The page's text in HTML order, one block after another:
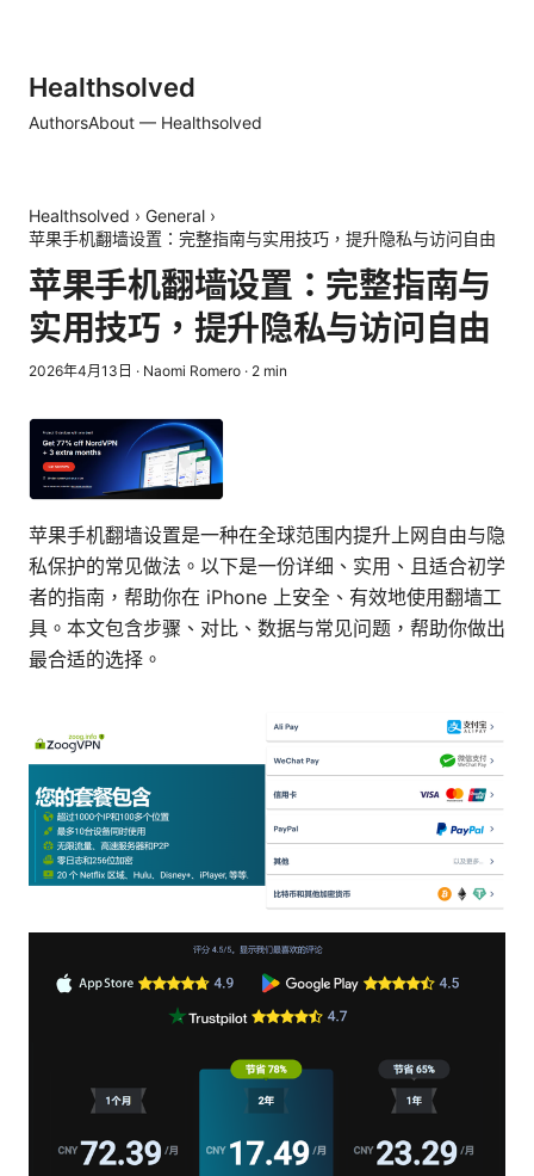
Healthsolved
AuthorsAbout — Healthsolved
Healthsolved › General ›
苹果手机翻墙设置：完整指南与实用技巧，提升隐私与访问自由
苹果手机翻墙设置：完整指南与
实用技巧，提升隐私与访问自由
2026年4月13日 · Naomi Romero · 2 min
苹果手机翻墙设置是一种在全球范围内提升上网自由与隐
私保护的常见做法。以下是一份详细、实用、且适合初学
者的指南，帮助你在 iPhone 上安全、有效地使用翻墙工
具。本文包含步骤、对比、数据与常见问题，帮助你做出
最合适的选择。